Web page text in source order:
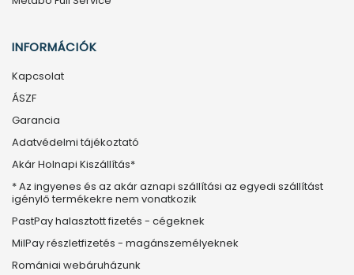
INFORMÁCIÓK
Kapcsolat
ÁSZF
Garancia
Adatvédelmi tájékoztató
Akár Holnapi Kiszállítás*
* Az ingyenes és az akár aznapi szállítási az egyedi szállítást
igénylő termékekre nem vonatkozik
PastPay halasztott fizetés - cégeknek
MilPay részletfizetés - magánszemélyeknek
Romániai webáruházunk